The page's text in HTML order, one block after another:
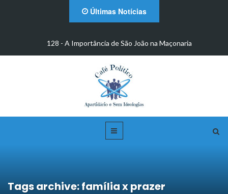
Últimas Notícias
128 - A Importância de São João na Maçonaria
Tags archive: família x prazer